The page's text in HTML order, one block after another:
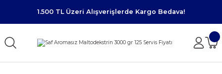
1.500 TL Üzeri Alışverişlerde Kargo Bedava!